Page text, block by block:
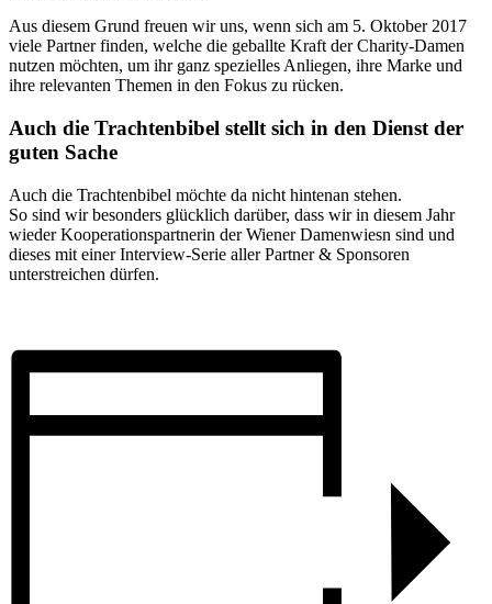
Aus diesem Grund freuen wir uns, wenn sich am 5. Oktober 2017
viele Partner finden, welche die geballte Kraft der Charity-Damen
nutzen möchten, um ihr ganz spezielles Anliegen, ihre Marke und
ihre relevanten Themen in den Fokus zu rücken.
Auch die Trachtenbibel stellt sich in den Dienst der
guten Sache
Auch die Trachtenbibel möchte da nicht hintenan stehen.
So sind wir besonders glücklich darüber, dass wir in diesem Jahr
wieder Kooperationspartnerin der Wiener Damenwiesn sind und
dieses mit einer Interview-Serie aller Partner & Sponsoren
unterstreichen dürfen.